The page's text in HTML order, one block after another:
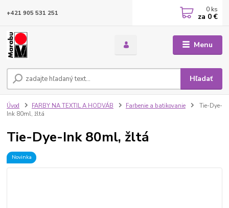
Menu
Hľadať
+421 905 531 251 0 ks
za 0 €
Úvod FARBY NA TEXTIL A HODVÁB Farbenie a batikovanie
Tie-Dye-
Ink 80ml, žltá
Tie-Dye-Ink 80ml, žltá
Novinka